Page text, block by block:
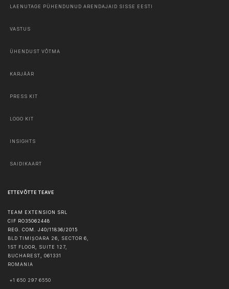
LAENUTAGE PÜHENDUNUD ARENDAJAID SISSE EESTI
VASTUS
ÜHENDUST VÕTMA
KARJÄÄR
PRESS KIT
LOGO KIT
INSIGHTS
SAIDIKAART
ETTEVÕTTE TEAVE
TEAM EXTENSION SRL
CIF RO35062448
REG. COM. J40/11836/2015
BLD TIMIȘOARA 26, SECTOR 6,
1ST FLOOR, SUITE 127,
BUCHAREST, 061331
ROMANIA
+1 650 297 6550